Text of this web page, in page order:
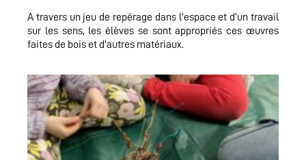
A travers un jeu de repérage dans l’espace et d’un travail
sur les sens, les élèves se sont appropriés ces œuvres
faites de bois et d’autres matériaux.